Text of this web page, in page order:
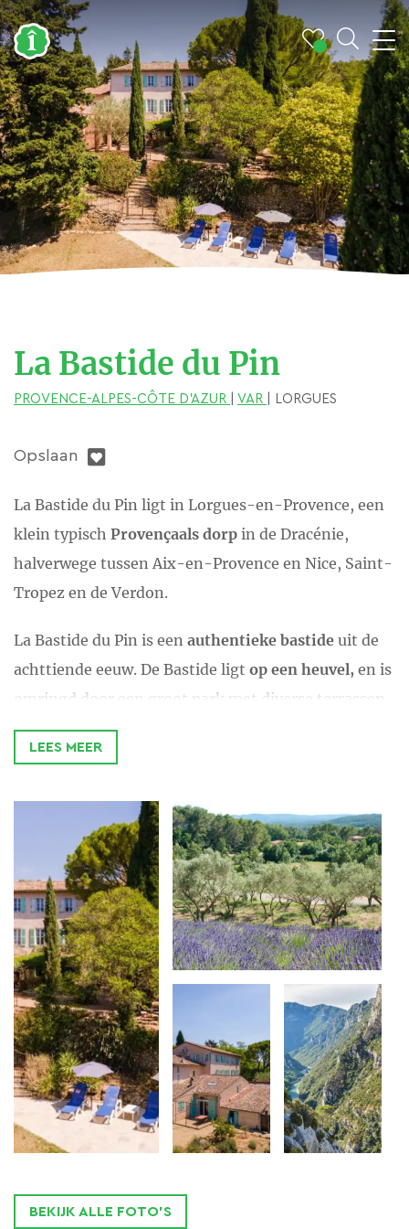
La Bastide du Pin
PROVENCE-ALPES-CÔTE D'AZUR VAR | LORGUES
Opslaan
La Bastide du Pin ligt in Lorgues-en-Provence, een
klein typisch Provençaals dorp in de Dracénie,
halverwege tussen Aix-en-Provence en Nice, Saint-
Tropez en de Verdon.
La Bastide du Pin is een authentieke bastide uit de
achttiende eeuw. De Bastide ligt op een heuvel, en is
omringd door een groot park met diverse terrassen,
tuinen, een zwembad en drie gîtes.
plek voor21 personen. Op het landgoed staan
zelfstandige gîtes
die samen geschikt zijn voor
groepen tot 20 personen. Zo kan La Bastide du Pin
gezelschappen tot41 personenontvangen.
Buiten het zomerseizoen zijn degîtes los te huren.
In de tuin hangt de geur vanpijnbomen, lavendelen
rozen.Hier geniet u in de schaduw van de pijnboom
van een goed boek, wandelt u in de tuin die geurt
naar bloeiende lavendel en rozen, of kijkt u hoe de
olijven en vijgen rijpen…
Het landgoed is omgeven door groene zones: een
waarover u de bastide bereikt. Aan uw voeten, als u
LEES MEER
BEKIJK ALLE FOTO'S